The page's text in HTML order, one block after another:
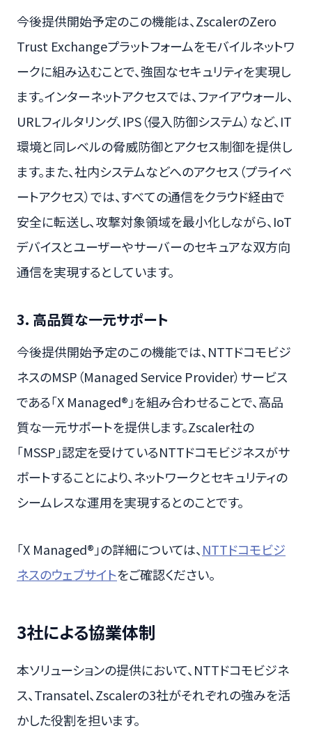
今後提供開始予定のこの機能は、ZscalerのZero
Trust Exchangeプラットフォームをモバイルネットワ
ークに組み込むことで、強固なセキュリティを実現し
ます。インターネットアクセスでは、ファイアウォール、
URLフィルタリング、IPS（侵入防御システム）など、IT
環境と同レベルの脅威防御とアクセス制御を提供し
ます。また、社内システムなどへのアクセス（プライベ
ートアクセス）では、すべての通信をクラウド経由で
安全に転送し、攻撃対象領域を最小化しながら、IoT
デバイスとユーザーやサーバーのセキュアな双方向
通信を実現するとしています。
3. 高品質な一元サポート
今後提供開始予定のこの機能では、NTTドコモビジ
ネスのMSP（Managed Service Provider）サービス
である「X Managed®」を組み合わせることで、高品
質な一元サポートを提供します。Zscaler社の
「MSSP」認定を受けているNTTドコモビジネスがサ
ポートすることにより、ネットワークとセキュリティの
シームレスな運用を実現するとのことです。
「X Managed®」の詳細については、NTTドコモビジ
ネスのウェブサイトをご確認ください。
3社による協業体制
本ソリューションの提供において、NTTドコモビジネ
ス、Transatel、Zscalerの3社がそれぞれの強みを活
かした役割を担います。